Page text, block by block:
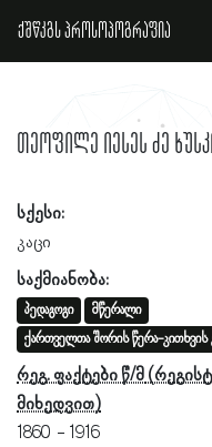
ქშწკგს პროსოპოგრაფია
თეოფილე იესეს ძე
სქესი:
კაცი
საქმიანობა:
პედაგოგი
მწერალი
ქართველთა შორის წერა-კითხვის
რეგ. ფაქტები წ/მ
1860
1916